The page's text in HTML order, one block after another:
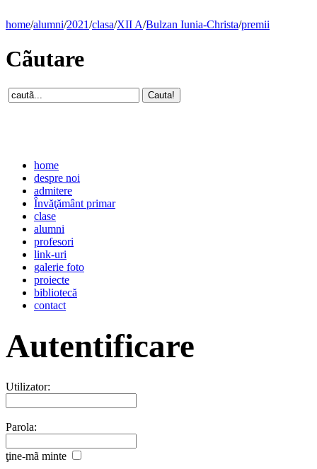
home/alumni/2021/clasa/XII A/Bulzan Iunia-Christa/premii
Cãutare
home
despre noi
admitere
Învăţământ primar
clase
alumni
profesori
link-uri
galerie foto
proiecte
bibliotecă
contact
Autentificare
Utilizator:
Parola:
ţine-mã minte